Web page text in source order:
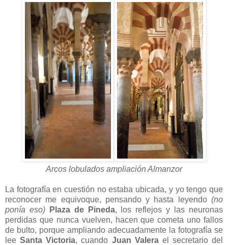
Arcos lobulados ampliación Almanzor
La fotografía en cuestión no estaba ubicada, y yo tengo que
reconocer me equivoque, pensando y hasta leyendo (no
ponía eso)
Plaza de Pineda, los reflejos y las neuronas
perdidas que nunca vuelven, hacen que cometa uno fallos
de bulto, porque ampliando adecuadamente la fotografía se
leeSanta Victoria, cuando Juan Valerael secretario del